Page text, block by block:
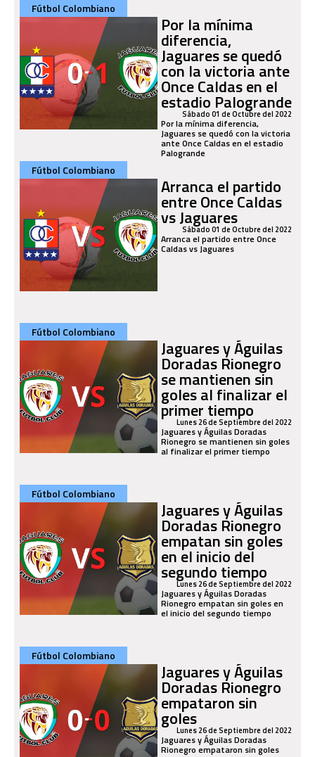
Fútbol Colombiano
Por la mínima
diferencia,
Jaguares se quedó
con la victoria ante
Once Caldas en el
estadio Palogrande
Sábado 01 de Octubre del 2022
Por la mínima diferencia,
Jaguares se quedó con la victoria
ante Once Caldas en el estadio
Palogrande
Fútbol Colombiano
Arranca el partido
entre Once Caldas
vs Jaguares
Sábado 01 de Octubre del 2022
Arranca el partido entre Once
Caldas vs Jaguares
Fútbol Colombiano
Jaguares y Águilas
Doradas Rionegro
se mantienen sin
goles al finalizar el
primer tiempo
Lunes 26 de Septiembre del 2022
Jaguares y Águilas Doradas
Rionegro se mantienen sin goles
al finalizar el primer tiempo
Fútbol Colombiano
Jaguares y Águilas
Doradas Rionegro
empatan sin goles
en el inicio del
segundo tiempo
Lunes 26 de Septiembre del 2022
Jaguares y Águilas Doradas
Rionegro empatan sin goles en
el inicio del segundo tiempo
Fútbol Colombiano
Jaguares y Águilas
Doradas Rionegro
empataron sin
goles
Lunes 26 de Septiembre del 2022
Jaguares y Águilas Doradas
Rionegro empataron sin goles